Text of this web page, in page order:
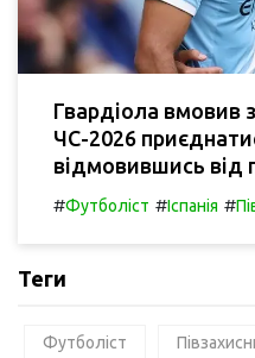
Гвардіола вмовив
ЧС-2026
відмовившись від
#Футболіст #Іспанія #
Теги
Футболіст